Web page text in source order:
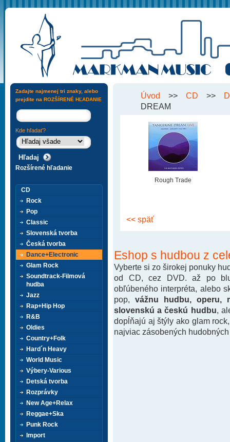
Úvod >> CD >>
DREAM
Rough Trade
<< späť
Eshop s hudbou z
Vyberte si zo širokej ponuky
od CD, cez DVD. až po
obľúbeného interpréta, alebo
pop, vážnu hudbu, operu,
slovenskú a českú hudbu ,
dopĺňajú aj štýly ako glam
najviac zásobených
Zadajte najmenej tri znaky, alebo
prejdite na ROZŠÍRENÉ HĽADANIE
Kde hľadať?
Rozšírené hľadanie
CD
Rock
Pop
Classic
Slovenská tvorba
Česká tvorba
Dance+Electronic
Glam Rock
Soundtrack-Filmová
hudba
Jazz
Rap+Hip Hop
R&B
Oldies
Country+Folk
Hard´n Heavy
World Music
Výbery-Various
Detská tvorba
Rozprávky
New Age+Relax
Reggae+Ska
Punk Rock
Import